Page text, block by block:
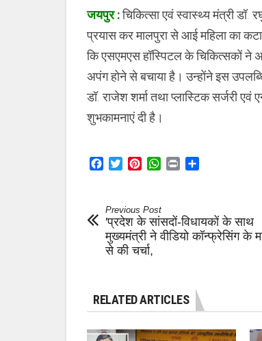
चिकित्सकों
बधाई
जयपुर :चिकित्सा एवं स्वास्थ्य मंत्री डॉ.
प्रयास कर मालपुरा से आई महिला का
कि एसएमएस हॉस्पिटल के चिकित्सकों ने
अपंग होने से बचाया है। उन्होंने इस
डॉ. राजेश शर्मा तथा प्लास्टिक सर्जरी एवं
शुभकामनाएं दी है।
Facebook
TwitterPinterestWhatsApp
Print
Previous Post
'प्रदेश के सांसदों-विधायकों के साथ
मुख्यमंत्री ने वीडियो कॉन्फ्रेसिंग के
से की चर्चा,
RELATED ARTICLES